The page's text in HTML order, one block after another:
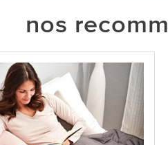
nos